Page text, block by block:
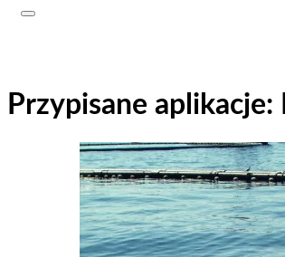
Przypisane aplikacje: